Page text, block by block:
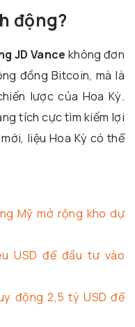
động?
JD Vance không đơn
đồng Bitcoin, mà là
lược của Hoa Kỳ.
tích cực tìm kiếm lợi
liệu Hoa Kỳ có thể
Mỹ mở rộng kho dự
USD để đầu tư vào
động 2,5 tỷ USD để